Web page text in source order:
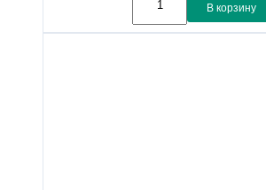
В корзину